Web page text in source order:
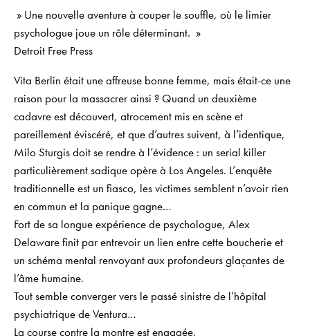
» Une nouvelle aventure à couper le souffle, où le limier
psychologue joue un rôle déterminant. »
Detroit Free Press
Vita Berlin était une affreuse bonne femme, mais était-ce une
raison pour la massacrer ainsi ? Quand un deuxième
cadavre est découvert, atrocement mis en scène et
pareillement éviscéré, et que d’autres suivent, à l’identique,
Milo Sturgis doit se rendre à l’évidence : un serial killer
particulièrement sadique opère à Los Angeles. L’enquête
traditionnelle est un fiasco, les victimes semblent n’avoir rien
en commun et la panique gagne…
Fort de sa longue expérience de psychologue, Alex
Delaware finit par entrevoir un lien entre cette boucherie et
un schéma mental renvoyant aux profondeurs glaçantes de
l’âme humaine.
Tout semble converger vers le passé sinistre de l’hôpital
psychiatrique de Ventura…
La course contre la montre est engagée.